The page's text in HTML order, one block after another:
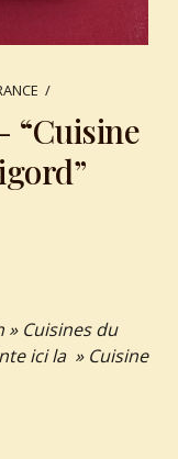
/
“Cuisine
Cuisines du
ici la » Cuisine